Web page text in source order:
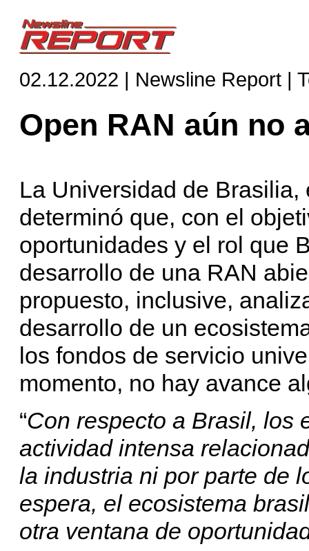
02.12.2022 | Newsline Report |
Open RAN aún no
La Universidad de
determinó que, con el
oportunidades y el rol que
desarrollo de una RAN
propuesto, inclusive,
desarrollo de un
los fondos de servicio
momento, no hay avance
“Con respecto a Brasil, los
actividad intensa
la industria ni por parte de
espera, el ecosistema
otra ventana de